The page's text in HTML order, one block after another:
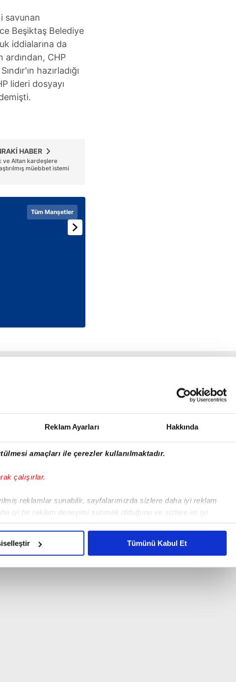
Reklam Ayarları Hakkında
amaçları ile çerezler kullanılmaktadır.
çalışırlar.
reklamlar sunabilir, sayfalarımızda sizlere daha iyi reklam
iyi bir reklam deneyimi sunmak olduğunu ve sizlere en iyi
ve bu noktada, reklamların maliyetlerimizi karşılamak
Tümünü Kabul Et
savunan
Beşiktaş Belediye
iddialarına da
ardından, CHP
hazırladığı
lideri dosyayı
HABER
ve Altan kardeşlere
müebbet istemi
Tüm Manşetler